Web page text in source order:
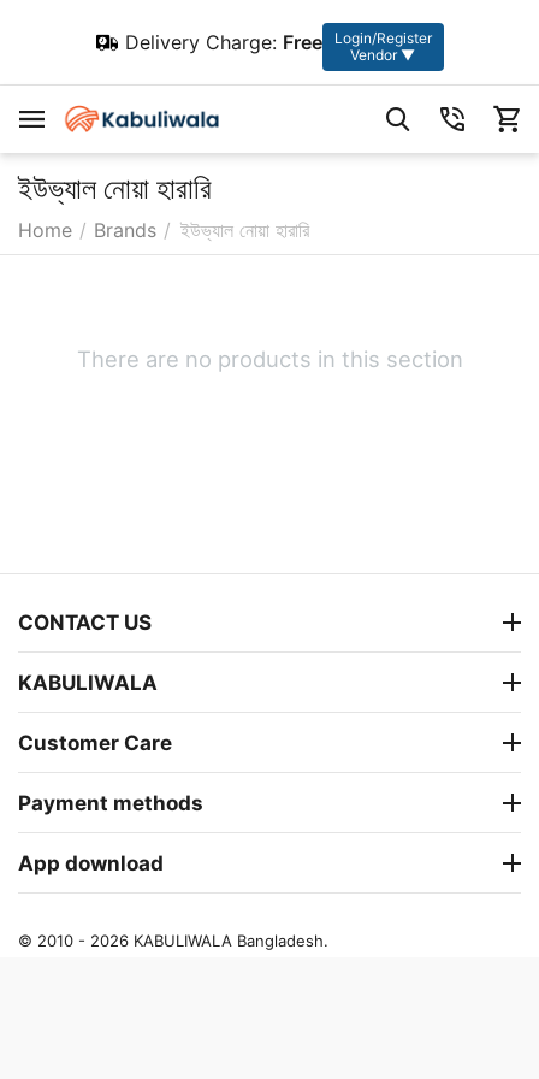
Delivery Charge: Free
Login/Register
Vendor ▼
ইউভ্যাল নোয়া হারারি
Home / Brands / ইউভ্যাল নোয়া হারারি
There are no products in this section
CONTACT US
KABULIWALA
Customer Care
Payment methods
App download
© 2010 - 2026 KABULIWALA Bangladesh.